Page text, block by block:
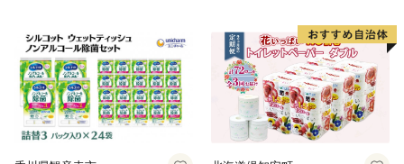
泡石鹸 石鹸 兵庫 兵庫県 小野